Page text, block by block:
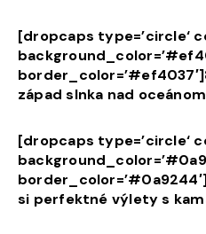
[dropcaps type=’circle‘
západ slnka nad
[dropcaps type=’circle‘
si perfektné výlety s